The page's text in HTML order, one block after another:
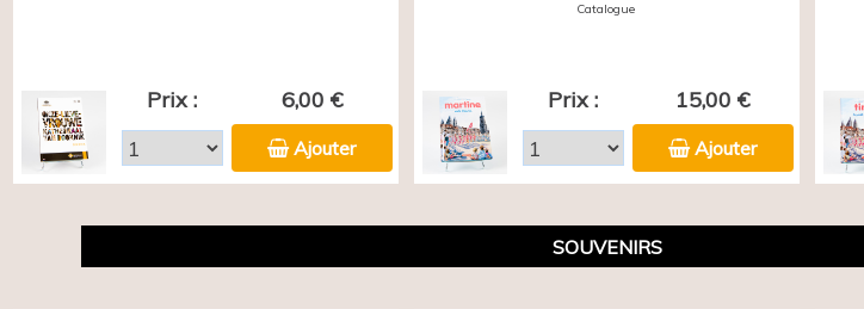
Prix : 6,00 €
Ajouter
Catalogue
Prix : 15,00 €
Ajouter
SOUVENIRS